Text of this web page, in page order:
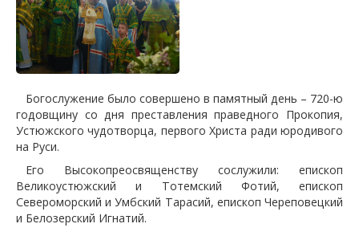
Богослужение было совершено в памятный день – 720-ю
годовщину со дня преставления праведного Прокопия,
Устюжского чудотворца, первого Христа ради юродивого
на Руси.
Его Высокопреосвященству сослужили: епископ
Великоустюжский и Тотемский Фотий, епископ
Североморский и Умбский Тарасий, епископ Череповецкий
и Белозерский Игнатий.